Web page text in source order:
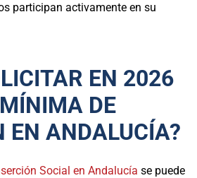
participan activamente en su
EN 2026
DE
EN ANDALUCÍA?
Social en Andalucía se puede